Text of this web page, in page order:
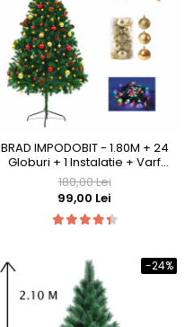
BRAD IMPODOBIT - 1.80M + 24
Globuri + 1 Instalatie + Varf
CADOU
180,00 Lei
99,00 Lei
-24%